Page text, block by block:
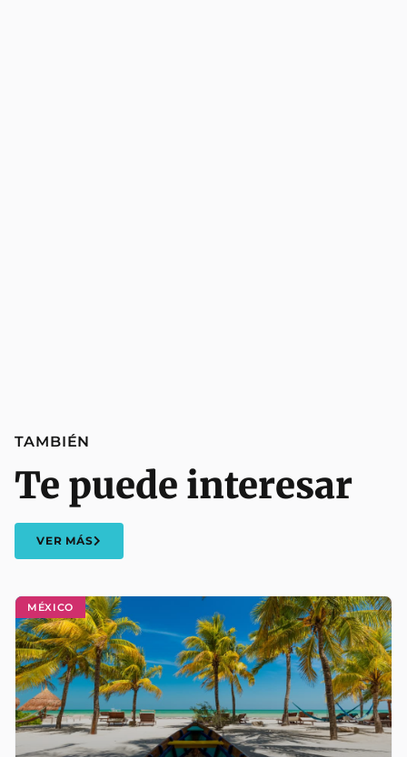
MÉXICO
TAMBIÉN
Te puede interesar
VER MÁS